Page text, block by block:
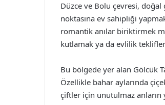
Düzce ve Bolu çevresi,
noktasına ev sahipliği
romantik anılar biriktirmek
kutlamak ya da evlilik
Bu bölgede yer alan Gölcük
Özellikle bahar aylarında
çiftler için unutulmaz anların